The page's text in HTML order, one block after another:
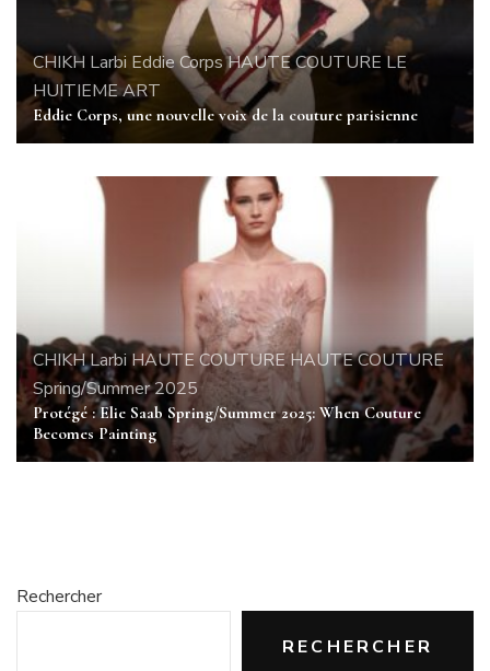
CHIKH Larbi Eddie CorpsHAUTE COUTURE LE
HUITIEME ART
Eddie Corps, une nouvelle voix de la couture parisienne
CHIKH Larbi HAUTE COUTUREHAUTE COUTURE
Spring/Summer 2025
Protégé : Elie Saab Spring/Summer 2025: When Couture
Becomes Painting
Rechercher
RECHERCHER